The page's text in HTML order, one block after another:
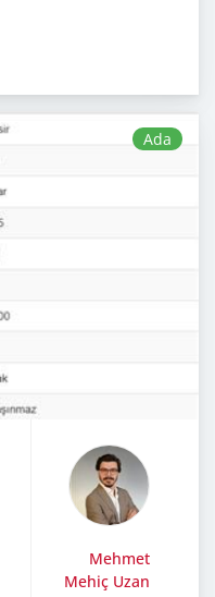
Ada
Mehmet
Mehiç Uzan